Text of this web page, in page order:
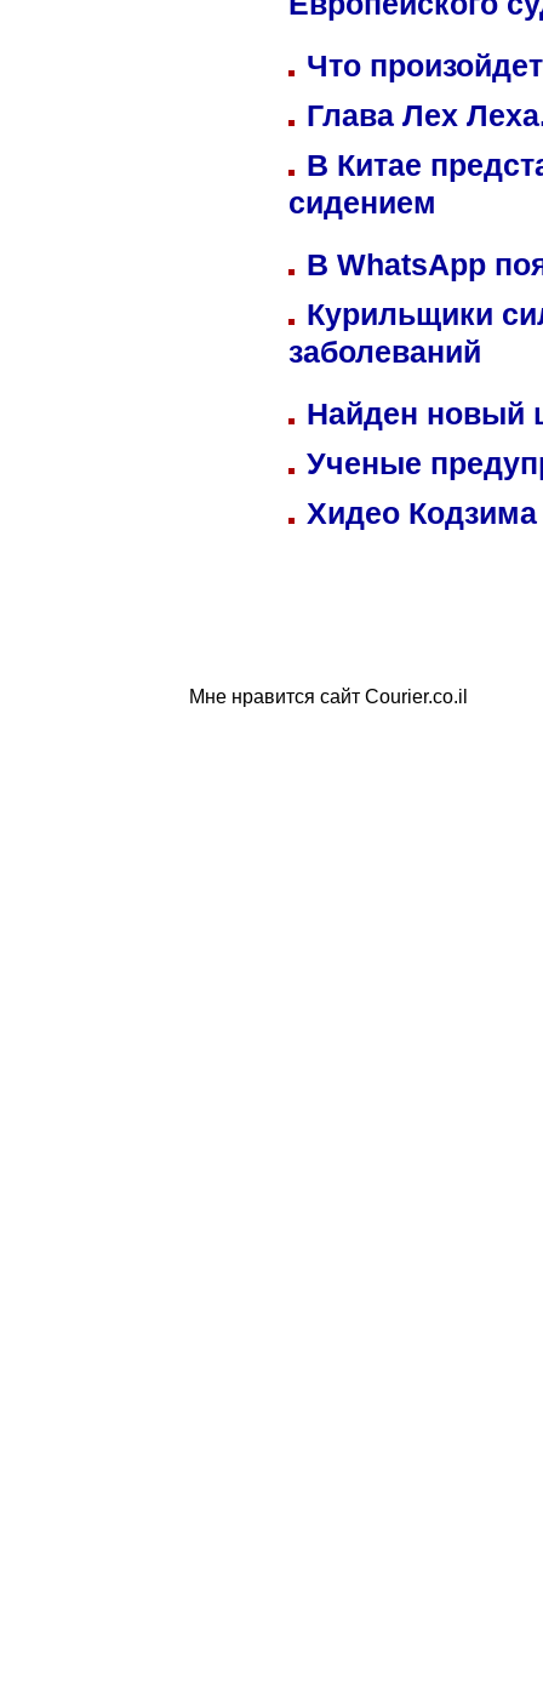
Европейского
Что
Глава Лех
В Китае
сидением
В WhatsApp
Курильщики
заболеваний
Найден
Ученые
Хидео
Мне нравится сайт Courier.co.il